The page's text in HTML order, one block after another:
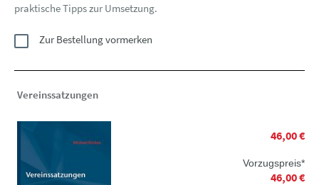
praktische Tipps zur Umsetzung.
Zur Bestellung vormerken
Vereinssatzungen
46,00 €
Vorzugspreis*
46,00 €